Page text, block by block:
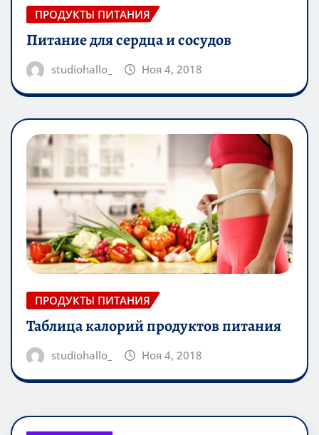
ПРОДУКТЫ ПИТАНИЯ
Питание для сердца и сосудов
studiohallo_ Ноя 4, 2018
ПРОДУКТЫ ПИТАНИЯ
Таблица калорий продуктов питания
studiohallo_ Ноя 4, 2018